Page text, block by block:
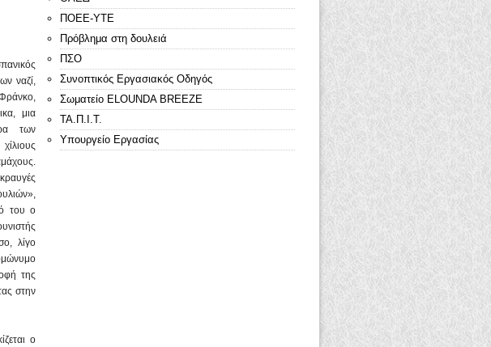
ναζί,
μια
των
του ο
λίγο
της
στην
ο
ΠΟΕΕ-ΥΤΕ
Πρόβλημα στη δουλειά
ΠΣΟ
Συνοπτικός Εργασιακός Οδηγός
Σωματείο ELOUNDA BREEZE
ΤΑ.Π.Ι.Τ.
Υπουργείο Εργασίας